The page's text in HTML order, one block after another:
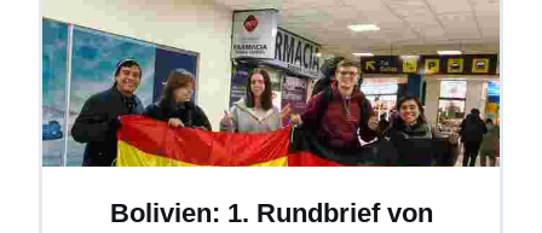
Bolivien: 1. Rundbrief von